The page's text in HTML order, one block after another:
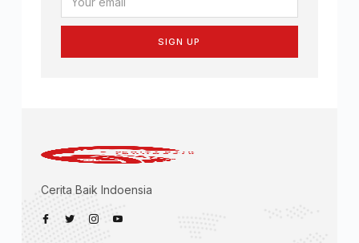
SIGN UP
Cerita Baik Indoensia